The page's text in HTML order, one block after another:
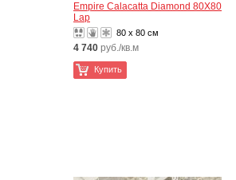
Empire Calacatta Diamond 80X80
Lap
80 x 80 см
4 740 руб./кв.м
Купить